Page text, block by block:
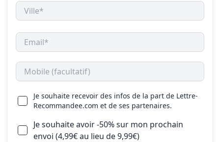
Je souhaite recevoir des infos de la part de Lettre-
Recommandee.com et de ses partenaires.
Je souhaite avoir -50% sur mon prochain
envoi (4,99€ au lieu de 9,99€)